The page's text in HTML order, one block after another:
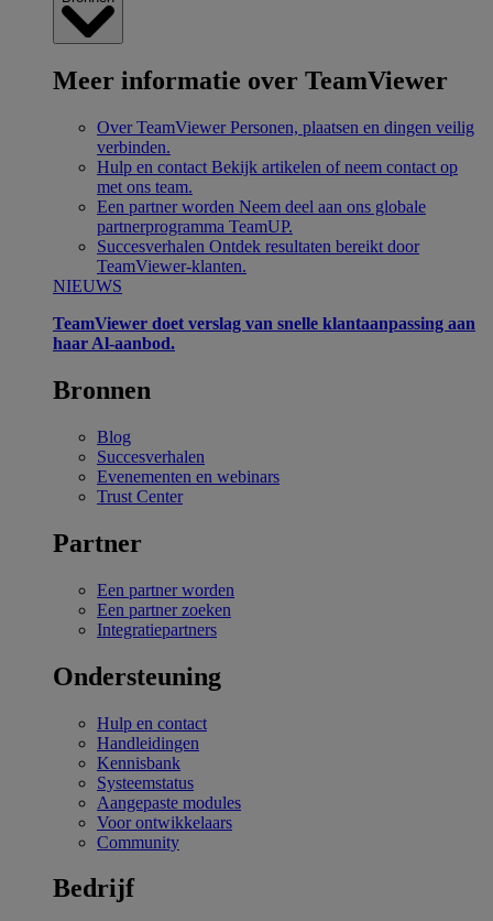
Meer informatie over TeamViewer
Over TeamViewer Personen, plaatsen en dingen veilig
verbinden.
Hulp en contact Bekijk artikelen of neem contact op
met ons team.
Een partner worden Neem deel aan ons globale
partnerprogramma TeamUP.
Succesverhalen Ontdek resultaten bereikt door
TeamViewer-klanten.
NIEUWS
TeamViewer doet verslag van snelle klantaanpassing aan
haar Al-aanbod.
Bronnen
Blog
Succesverhalen
Evenementen en webinars
Trust Center
Partner
Een partner worden
Een partner zoeken
Integratiepartners
Ondersteuning
Hulp en contact
Handleidingen
Kennisbank
Systeemstatus
Aangepaste modules
Voor ontwikkelaars
Community
Bedrijf